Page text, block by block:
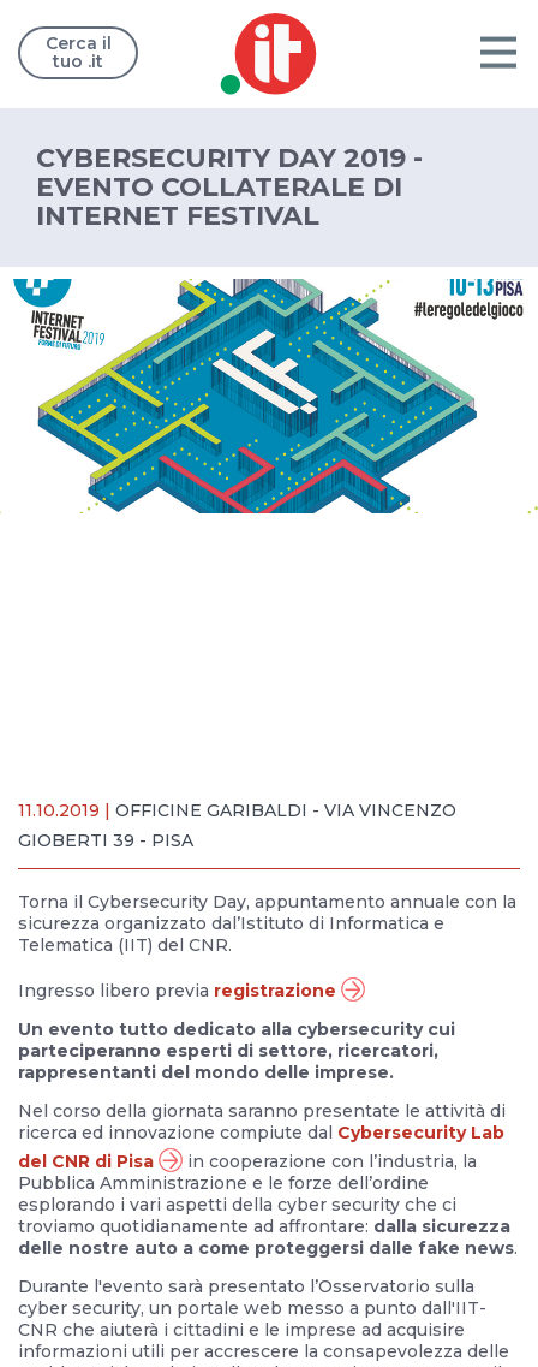
Cerca il
tuo .it
CYBERSECURITY DAY 2019 -
EVENTO COLLATERALE DI
INTERNET FESTIVAL
11.10.2019 | OFFICINE GARIBALDI - VIA VINCENZO
GIOBERTI 39 - PISA
Torna il Cybersecurity Day, appuntamento annuale con la
sicurezza organizzato dal’Istituto di Informatica e
Telematica (IIT) del CNR.
Ingresso libero previa registrazione
Un evento tutto dedicato alla cybersecurity cui
parteciperanno esperti di settore, ricercatori,
rappresentanti del mondo delle imprese.
Nel corso della giornata saranno presentate le attività di
ricerca ed innovazione compiute dal Cybersecurity Lab
del CNR di Pisa
in cooperazione con l’industria, la
Pubblica Amministrazione e le forze dell’ordine
esplorando i vari aspetti della cyber security che ci
troviamo quotidianamente ad affrontare: dalla sicurezza
delle nostre auto a come proteggersi dalle fake news.
Durante l'evento sarà presentato l’Osservatorio sulla
cyber security, un portale web messo a punto dall'IIT-
CNR che aiuterà i cittadini e le imprese ad acquisire
informazioni utili per accrescere la consapevolezza delle